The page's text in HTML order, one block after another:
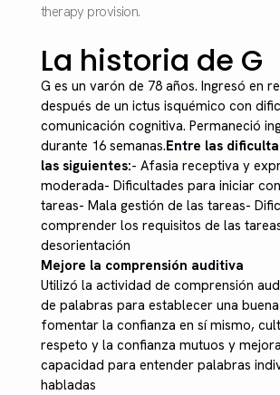
therapy provision.
La historia de G
G es un varón de 78 años. Ingresó en
después de un ictus isquémico con
comunicación cognitiva. Permaneció
durante 16 semanas.Entre las
las siguientes:- Afasia receptiva y
moderada- Dificultades para iniciar
tareas- Mala gestión de las tareas-
comprender los requisitos de las
desorientación
Mejore la comprensión auditiva
Utilizó la actividad de comprensión
de palabras para establecer una
fomentar la confianza en sí mismo,
respeto y la confianza mutuos y
capacidad para entender palabras
habladas